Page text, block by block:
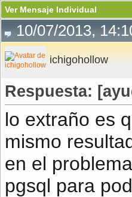
Ver Mensaje Individual
10/07/2013,
ichigohollow
Respuesta:
lo extraño es
mismo
en el
pgsql para